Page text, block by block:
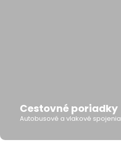
Cestovné poriadky
Autobusové a vlakové spojenia